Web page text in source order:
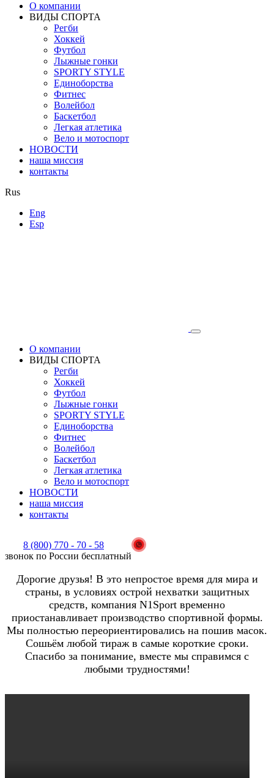
О компании
ВИДЫ СПОРТА
Регби
Хоккей
Футбол
Лыжные гонки
SPORTY STYLE
Единоборства
Фитнес
Волейбол
Баскетбол
Легкая атлетика
Вело и мотоспорт
НОВОСТИ
наша миссия
контакты
Rus
Eng
Esp
О компании
ВИДЫ СПОРТА
Регби
Хоккей
Футбол
Лыжные гонки
SPORTY STYLE
Единоборства
Фитнес
Волейбол
Баскетбол
Легкая атлетика
Вело и мотоспорт
НОВОСТИ
наша миссия
контакты
8 (800) 770 - 70 - 58
звонок по России бесплатный
Дорогие друзья! В это непростое время для мира и
страны, в условиях острой нехватки защитных
средств, компания N1Sport временно
приостанавливает производство спортивной формы.
Мы полностью переориентировались на пошив масок.
Сошьём любой тираж в самые короткие сроки.
Спасибо за понимание, вместе мы справимся с
любыми трудностями!